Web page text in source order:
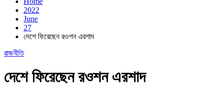
2022
June
27
দেশে ফিরেছেন রওশন এরশাদ
রাজনীতি
দেশে ফিরেছেন রওশন এরশাদ